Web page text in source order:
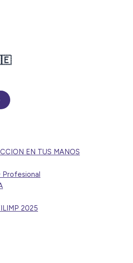
EN TUS MANOS
Profesional
2025